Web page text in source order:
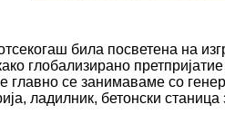
била посветена на
глобализирано
главно се занимаваме со
ладилник, бетонски